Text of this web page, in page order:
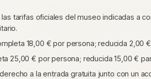
tarifas oficiales del museo indicadas a
18,00 € por persona; reducida 2,00
25,00 € por persona; reducida 15,00 €
a la entrada gratuita junto con un